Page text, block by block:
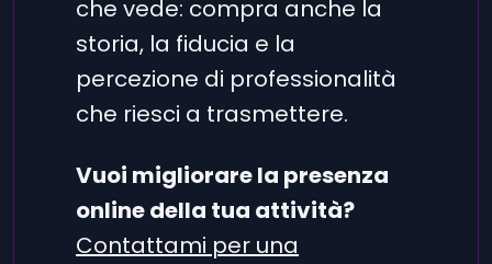
che vede: compra anche la
storia, la fiducia e la
percezione di professionalità
che riesci a trasmettere.
Vuoi migliorare la presenza
online della tua attività?
Contattami per una